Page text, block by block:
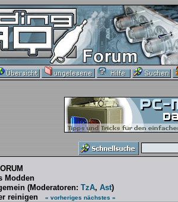
Modden
(Moderatoren: TzA, Ast)
reinigen
« vorheriges nächstes »